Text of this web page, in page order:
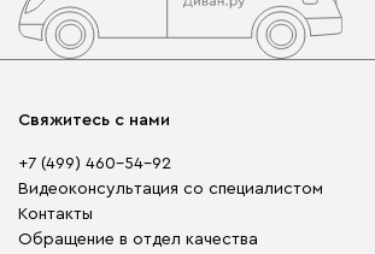
Свяжитесь с нами
+7 (499) 460-54-92
Видеоконсультация со специалистом
Контакты
Обращение в отдел качества